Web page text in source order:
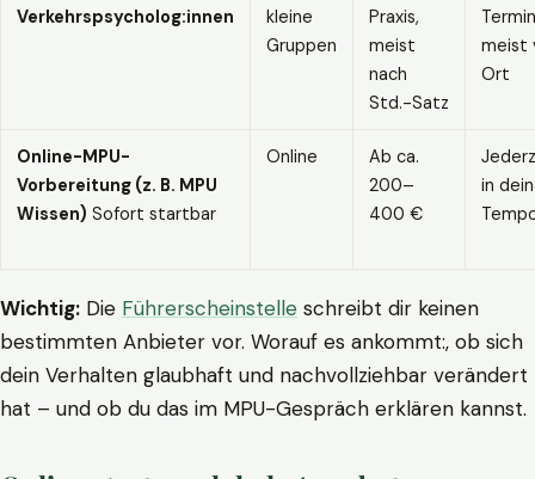
Verkehrspsycholog:innen
kleine
Gruppen
Praxis,
meist
nach
Std.-Satz
meist
Ort
Online-MPU-
Vorbereitung (z. B. MPU
Wissen) Sofort startbar
Online
Ab ca.
200–
400 €
in
Wichtig: Die Führerscheinstelle schreibt dir keinen
bestimmten Anbieter vor. Worauf es ankommt:, ob sich
dein Verhalten glaubhaft und nachvollziehbar verändert
hat – und ob du das im MPU-Gespräch erklären kannst.